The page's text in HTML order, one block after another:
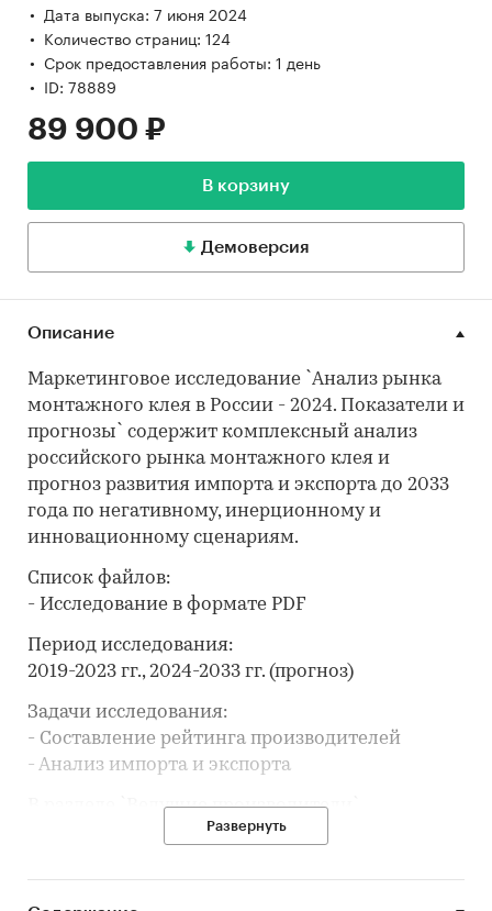
Дата выпуска: 7 июня 2024
Количество страниц: 124
Срок предоставления работы: 1 день
ID: 78889
89 900 ₽
В корзину
Демоверсия
Описание
Маркетинговое исследование `Анализ рынка
монтажного клея в России - 2024. Показатели и
прогнозы` содержит комплексный анализ
российского рынка монтажного клея и
прогноз развития импорта и экспорта до 2033
года по негативному, инерционному и
инновационному сценариям.
Список файлов:
- Исследование в формате PDF
Период исследования:
2019-2023 гг., 2024-2033 гг. (прогноз)
Задачи исследования:
- Составление рейтинга производителей
- Анализ импорта и экспорта
В разделе `Ведущие производители`
рассмотрены компании:
ФИЛЛИНГ`, ООО НВП `ВЛАДИПУР`, ООО
Развернуть